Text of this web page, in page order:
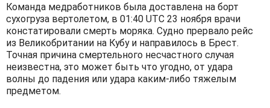
Команда медработников была доставлена на борт
сухогруза вертолетом, в 01:40 UTC 23 ноября врачи
констатировали смерть моряка. Судно прервало рейс
из Великобритании на Кубу и направилось в Брест.
Точная причина смертельного несчастного случая
неизвестна, это может быть что угодно, от удара
волны до падения или удара каким-либо тяжелым
предметом.